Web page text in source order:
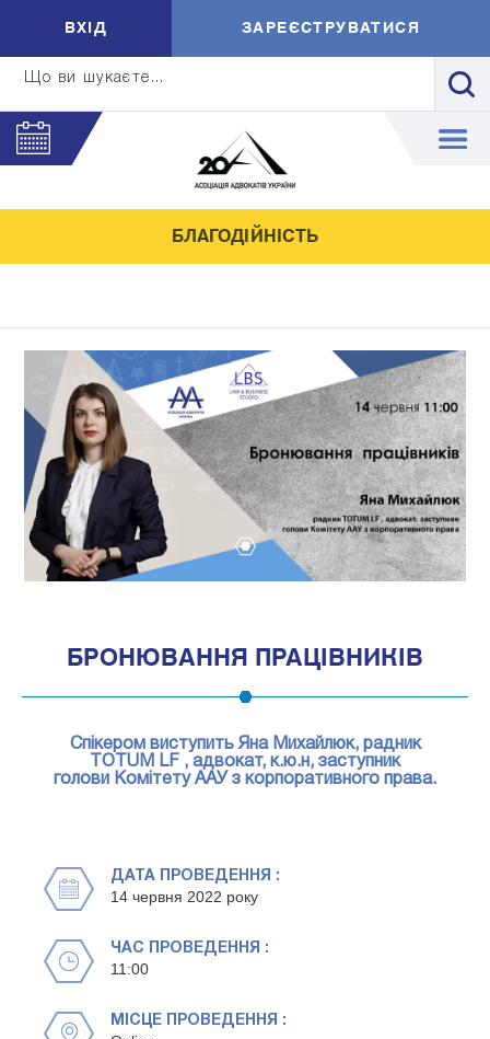
Що ви шукаєте...
ВXIД ЗАРЕЄСТРУВАТИСЯ
БЛАГОДІЙНІСТЬ
БРОНЮВАННЯ ПРАЦІВНИКІВ
Спікером виступить Яна Михайлюк, радник
TOTUM LF , адвокат, к.ю.н, заступник
голови Комітету ААУ з корпоративного права.
ДАТА ПРОВЕДЕННЯ :
14 червня 2022 року
ЧАС ПРОВЕДЕННЯ :
11:00
МІСЦЕ ПРОВЕДЕННЯ :